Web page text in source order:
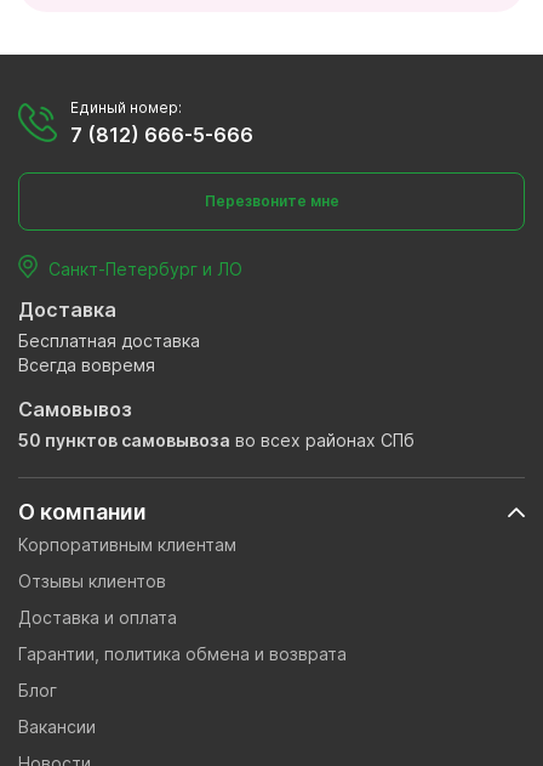
О компании
Корпоративным клиентам
Отзывы клиентов
Доставка и оплата
Гарантии, политика обмена и возврата
Блог
Вакансии
Единый номер:
7 (812) 666-5-666
Перезвоните мне
Санкт-Петербург и ЛО
Доставка
Бесплатная доставка
Всегда вовремя
Самовывоз
50 пунктов самовывоза во всех районах СПб